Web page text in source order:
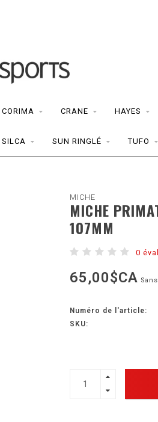
CORIMA CRANE HAYES
SILCA SUN RINGLÉ TUFO
MICHE
MICHE
107MM
0
65,00$CA
Numéro de l'article:
SKU: